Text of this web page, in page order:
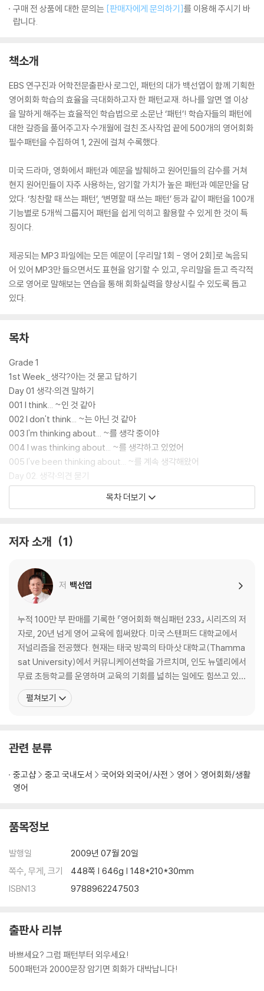
구매 전 상품에 대한 문의는 [판매자에게 문의하기]를 이용해 주시기 바
랍니다.
책소개
EBS 연구진과 어학전문출판사 로그인, 패턴의 대가 백선엽이 함께 기획한
영어회화 학습의 효율을 극대화하고자 한 패턴교재. 하나를 알면 열 이상
을 말하게 해주는 효율적인 학습법으로 소문난 ‘패턴’! 학습자들의 패턴에
대한 갈증을 풀어주고자 수개월에 걸친 조사작업 끝에 500개의 영어회화
필수패턴을 수집하여 1, 2권에 걸쳐 수록했다.
미국 드라마, 영화에서 패턴과 예문을 발췌하고 원어민들의 감수를 거쳐
현지 원어민들이 자주 사용하는, 암기할 가치가 높은 패턴과 예문만을 담
았다. ‘칭찬할 때 쓰는 패턴’, ‘변명할 때 쓰는 패턴’ 등과 같이 패턴을 100개
기능별로 5개씩 그룹지어 패턴을 쉽게 익히고 활용할 수 있게 한 것이 특
징이다.
제공되는 MP3 파일에는 모든 예문이 [우리말 1회 - 영어 2회]로 녹음되
어 있어 MP3만 들으면서도 표현을 암기할 수 있고, 우리말을 듣고 즉각적
으로 영어로 말해보는 연습을 통해 회화실력을 향상시킬 수 있도록 돕고
있다.
목차
Grade 1
1st Week_생각?아는 것 묻고 답하기
Day 01 생각·의견 말하기
001 I think... ~인 것 같아
002 I don't think... ~는 아닌 것 같아
003 I'm thinking about... ~를 생각 중이야
004 I was thinking about... ~를 생각하고 있었어
005 I've been thinking about... ~를 계속 생각해왔어
Day 02. 생각·의견 묻기
006 Do you think...? ~라고 생각하니?
007 Don't you think...? ~인 것 같지 않아?
010 How do you like...? ~는 어때?
011 I know... ~를 알아
012 I've known... 전부터 ~를 알고 있었어
013 I don't know if... ~인지 아닌지 모르겠어
014 I don't know what... 무엇을 ~할지 모르겠어
015 I don't know anything about... ~에 대해서는 전혀 몰라
Day 04 아는지 묻기
016 Do you know...? ~를 아니?
017 Do you know what...? ~가 뭔지 아니?
018 Do you know why...? 왜 ~하는지 알아?
019 Do you know when...? 언제 ~하는지 알아?
2nd Week_‘있다?없다’ 묻고 답하기
021 There's... ~가 있어
022 There are so many... ~가 무척 많아
025 There must be... 분명 ~가 있을 거야
026 There's no... ~가 없어
027 There's nothing... ~한 건 아무것도 없어
028 There's no one... ~는 아무도 없어
Day 08. 있는지 묻기
032 Is there any...? ~가 좀 있니?
033 Is there anything...? ~한 게 있나요?
목차 더보기
저자 소개 1
저 백선엽
누적 100만 부 판매를 기록한 『영어회화 핵심패턴 233』 시리즈의 저
자로, 20년 넘게 영어 교육에 힘써왔다. 미국 스탠퍼드 대학교에서
저널리즘을 전공했다. 현재는 태국 방콕의 타마삿 대학교(Thamma
sat University)에서 커뮤니케이션학을 가르치며, 인도 뉴델리에서
무료 초등학교를 운영하며 교육의 기회를 넓히는 일에도 힘쓰고 있
다. 언어를 학습할 과제가 아니라 사람의 생각과 삶을 이끄는 도구라
믿는다. 오랜 시간 좋은 문장을 읽고 가르쳐온 경험을 바탕으로, 시대
펼쳐보기
관련 분류
중고샵 중고 국내도서 국어와 외국어/사전 영어
영어회화/생활
영어
품목정보
발행일
2009년 07월 20일
쪽수, 무게, 크기
448쪽 | 646g | 148*210*30mm
ISBN13
9788962247503
출판사 리뷰
바쁘세요? 그럼 패턴부터 외우세요!
500패턴과 2000문장 암기면 회화가 대박납니다!